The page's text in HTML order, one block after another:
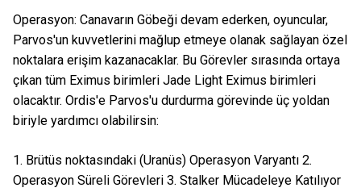
Operasyon: Canavarın Göbeği devam ederken, oyuncular,
Parvos'un kuvvetlerini mağlup etmeye olanak sağlayan özel
noktalara erişim kazanacaklar. Bu Görevler sırasında ortaya
çıkan tüm Eximus birimleri Jade Light Eximus birimleri
olacaktır. Ordis'e Parvos'u durdurma görevinde üç yoldan
biriyle yardımcı olabilirsin:
1. Brütüs noktasındaki (Uranüs) Operasyon Varyantı 2.
Operasyon Süreli Görevleri 3. Stalker Mücadeleye Katılıyor